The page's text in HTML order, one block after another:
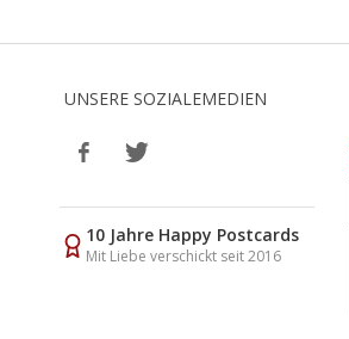
UNSERE SOZIALEMEDIEN
10 Jahre Happy Postcards
Mit Liebe verschickt seit 2016